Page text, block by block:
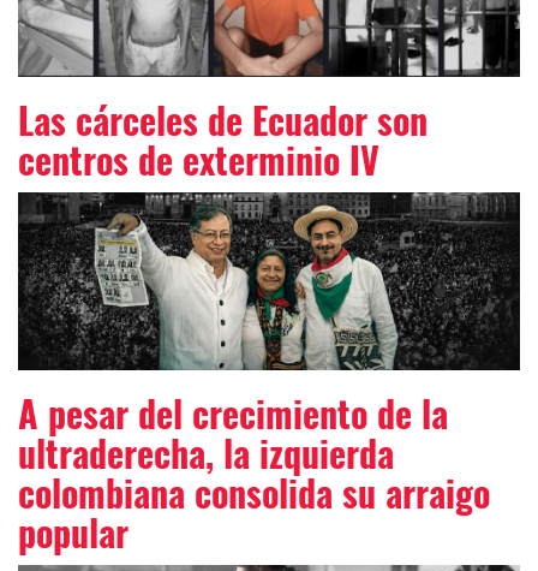
Las cárceles de Ecuador son
centros de exterminio IV
A pesar del crecimiento de la
ultraderecha, la izquierda
colombiana consolida su arraigo
popular